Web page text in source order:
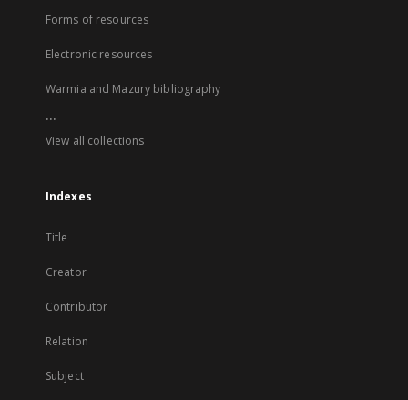
Forms of resources
Electronic resources
Warmia and Mazury bibliography
...
View all collections
Indexes
Title
Creator
Contributor
Relation
Subject